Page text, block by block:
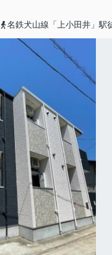
名鉄犬山線「上小田井」駅